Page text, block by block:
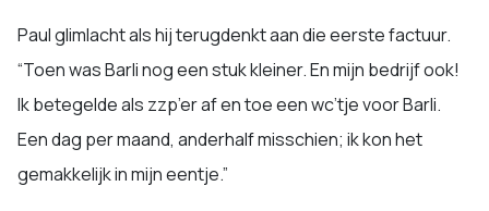
Paul glimlacht als hij terugdenkt aan die eerste factuur.
“Toen was Barli nog een stuk kleiner. En mijn bedrijf ook!
Ik betegelde als zzp’er af en toe een wc’tje voor Barli.
Een dag per maand, anderhalf misschien; ik kon het
gemakkelijk in mijn eentje.”